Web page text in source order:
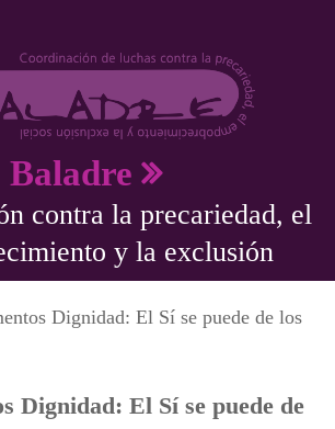
Baladre
contra la precariedad, el
y la exclusión
usted aquí
Dignidad: El Sí se puede de los
Dignidad: El Sí se puede de